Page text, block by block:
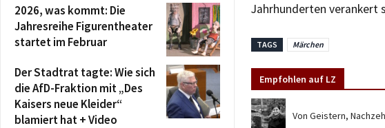
Jahrhunderten verankert
TAGS Märchen
Empfohlen auf LZ
Von Geistern,
2026, was kommt: Die
Jahresreihe Figurentheater
startet im Februar
Der Stadtrat tagte: Wie sich
die AfD-Fraktion mit „Des
Kaisers neue Kleider“
blamiert hat + Video